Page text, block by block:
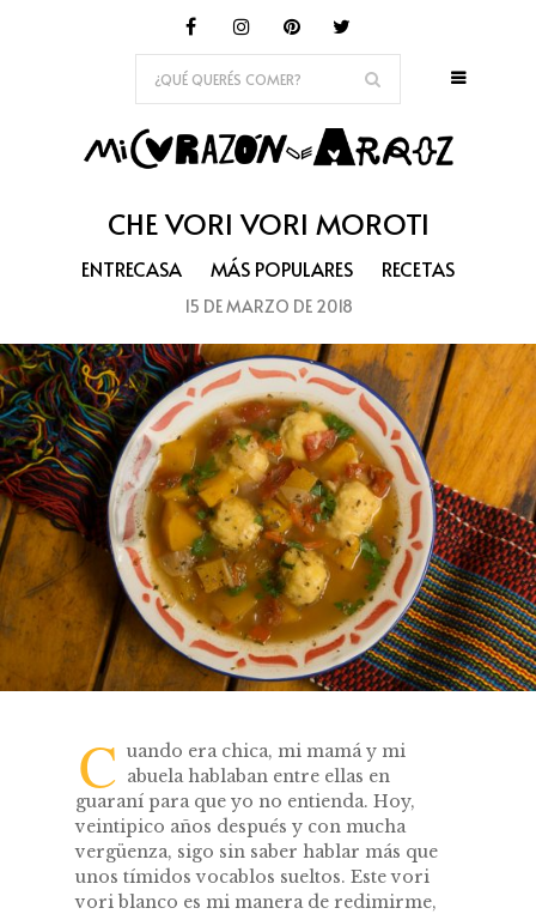
CHE VORI VORI MOROTI
ENTRECASA MÁS POPULARES RECETAS
15 DE MARZO DE 2018
C uando era chica, mi mamá y mi
abuela hablaban entre ellas en
guaraní para que yo no entienda. Hoy,
veintipico años después y con mucha
vergüenza, sigo sin saber hablar más que
unos tímidos vocablos sueltos. Este vori
vori blanco es mi manera de redimirme,